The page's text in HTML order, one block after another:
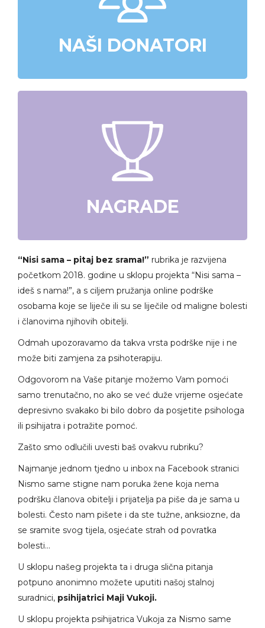
NAŠI DONATORI
NAGRADE
“Nisi sama – pitaj bez srama!” rubrika je razvijena
početkom 2018. godine u sklopu projekta “Nisi sama –
ideš s nama!”, a s ciljem pružanja online podrške
osobama koje se liječe ili su se liječile od maligne bolesti
i članovima njihovih obitelji.
Odmah upozoravamo da takva vrsta podrške nije i ne
može biti zamjena za psihoterapiju.
Odgovorom na Vaše pitanje možemo Vam pomoći
samo trenutačno, no ako se već duže vrijeme osjećate
depresivno svakako bi bilo dobro da posjetite psihologa
ili psihijatra i potražite pomoć.
Zašto smo odlučili uvesti baš ovakvu rubriku?
Najmanje jednom tjedno u inbox na Facebook stranici
Nismo same stigne nam poruka žene koja nema
podršku članova obitelji i prijatelja pa piše da je sama u
bolesti. Često nam pišete i da ste tužne, anksiozne, da
se sramite svog tijela, osjećate strah od povratka
bolesti…
U sklopu našeg projekta ta i druga slična pitanja
potpuno anonimno možete uputiti našoj stalnoj
suradnici, psihijatrici Maji Vukoji.
U sklopu projekta psihijatrica Vukoja za Nismo same